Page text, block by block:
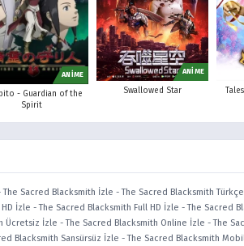
ANİME
- Guardian of the
Spirit
ANİME
Swallowed Star
The Sacred Blacksmith İzle -The Sacred Blacksmith Türkçe
İzle -The Sacred Blacksmith Full HD İzle -The Sacred
Ücretsiz İzle -The Sacred Blacksmith Online İzle -The
Blacksmith Sansürsüz İzle -The Sacred Blacksmith